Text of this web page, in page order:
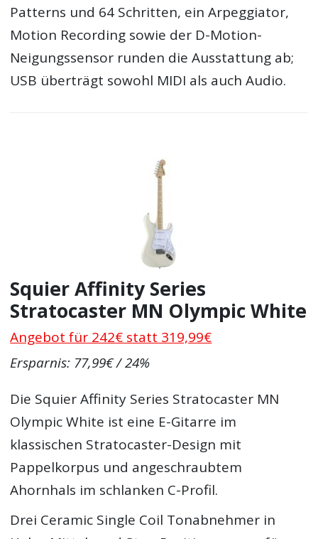
Patterns und 64 Schritten, ein Arpeggiator,
Motion Recording sowie der D-Motion-
Neigungssensor runden die Ausstattung ab;
USB überträgt sowohl MIDI als auch Audio.
Squier Affinity Series
Stratocaster MN Olympic White
Angebot für 242€ statt 319,99€
Ersparnis: 77,99€ / 24%
Die Squier Affinity Series Stratocaster MN
Olympic White ist eine E-Gitarre im
klassischen Stratocaster-Design mit
Pappelkorpus und angeschraubtem
Ahornhals im schlanken C-Profil.
Drei Ceramic Single Coil Tonabnehmer in